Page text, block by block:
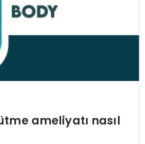
ameliyatı nasıl